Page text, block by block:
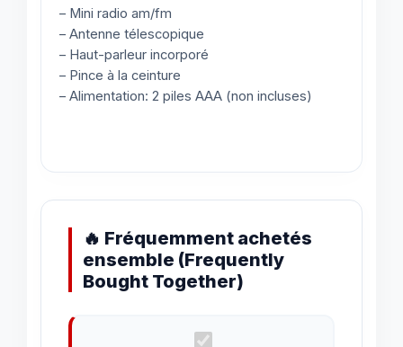
– Mini radio am/fm
– Antenne télescopique
– Haut-parleur incorporé
– Pince à la ceinture
– Alimentation: 2 piles AAA (non incluses)
🔥 Fréquemment achetés
ensemble (Frequently
Bought Together)